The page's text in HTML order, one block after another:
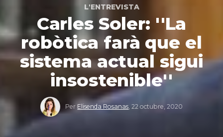
L'ENTREVISTA
Carles Soler: ''La
robòtica farà que el
sistema actual sigui
insostenible''
Per Elisenda Rosanas ,22 octubre, 2020